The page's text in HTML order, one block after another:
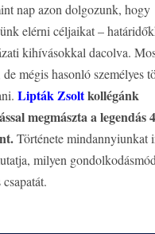
nap azon dolgozunk, hogy
elérni céljaikat –
kihívásokkal dacolva.
mégis hasonló személyes
Lipták Zsoltkollégánk
megmászta a legendás
Története mindannyiunkat
milyen gondolkodásmód